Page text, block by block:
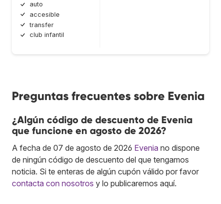
auto
accesible
transfer
club infantil
Preguntas frecuentes sobre Evenia
¿Algún código de descuento de Evenia
que funcione en agosto de 2026?
A fecha de 07 de agosto de 2026 Evenia no dispone
de ningún código de descuento del que tengamos
noticia. Si te enteras de algún cupón válido por favor
contacta con nosotros y lo publicaremos aquí.